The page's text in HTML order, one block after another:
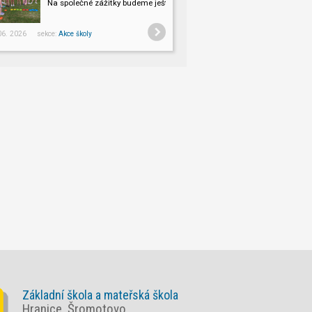
Na společné zážitky budeme ještě dlouho vzpomínat.
2026 sekce: Akce školy
Základní škola a mateřská škola